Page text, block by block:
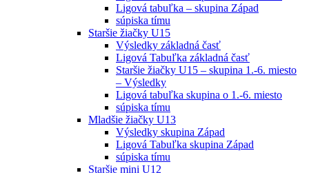
Ligová tabuľka – skupina Západ
súpiska tímu
Staršie žiačky U15
Výsledky základná časť
Ligová Tabuľka základná časť
Staršie žiačky U15 – skupina 1.-6. miesto
– Výsledky
Ligová tabuľka skupina o 1.-6. miesto
súpiska tímu
Mladšie žiačky U13
Výsledky skupina Západ
Ligová Tabuľka skupina Západ
súpiska tímu
Staršie mini U12